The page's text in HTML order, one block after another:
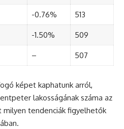
-0.76% 513
-1.50% 509
– 507
képet kaphatunk arról,
lakosságának száma az
tendenciák figyelhetők